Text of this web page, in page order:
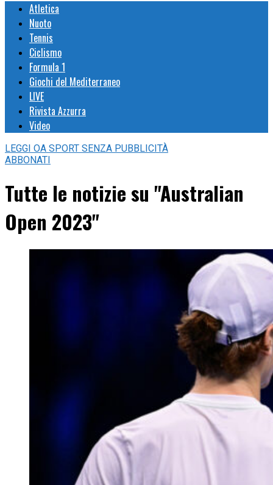
Atletica
Nuoto
Tennis
Ciclismo
Formula 1
Giochi del Mediterraneo
LIVE
Rivista Azzurra
Video
LEGGI OA SPORT SENZA PUBBLICITÀ
ABBONATI
Tutte le notizie su "Australian
Open 2023"